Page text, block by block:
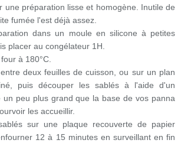
une préparation lisse et homogène. Inutile de
fumée l'est déjà assez.
dans un moule en silicone à petites
placer au congélateur 1H.
à 180°C.
deux feuilles de cuisson, ou sur un plan
puis découper les sablés à l'aide d'un
un peu plus grand que la base de vos panna
les accueillir.
sur une plaque recouverte de papier
12 à 15 minutes en surveillant en fin